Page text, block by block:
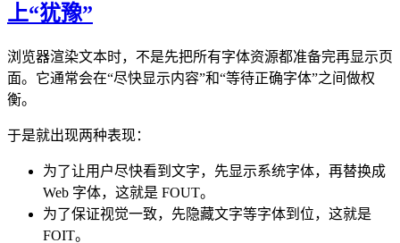
上“犹豫”
浏览器渲染文本时，不是先把所有字体资源都准备完再显示页
面。它通常会在“尽快显示内容”和“等待正确字体”之间做权
衡。
于是就出现两种表现：
为了让用户尽快看到文字，先显示系统字体，再替换成
Web 字体，这就是 FOUT。
为了保证视觉一致，先隐藏文字等字体到位，这就是
FOIT。